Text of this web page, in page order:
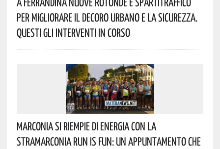
Per Migliorare Il Decoro Urbano E La Sicurezza.
Questi Gli Interventi In Corso
Marconia Si Riempie Di Energia Con La
StraMarconia Run Is Fun: Un Appuntamento Che